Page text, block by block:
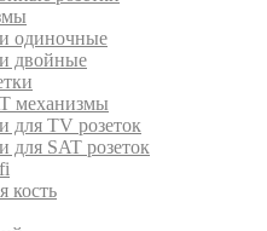
одиночные
двойные
механизмы
для TV розеток
для SAT розеток
кость